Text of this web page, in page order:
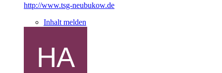
http://www.tsg-neubukow.de
Inhalt melden